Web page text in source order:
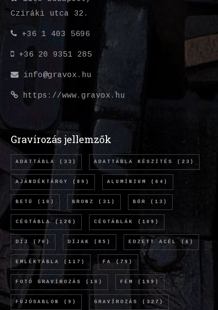
Cziráki utca 32.
+36 1 403 5696
+36 20 9351 285
info@gravox.hu
https://www.gravox.hu
Gravírozás jellemzők
ADATTÁBLA (33) ADATTÁBLA KÉSZÍTÉS (23)
AJÁNDÉKTÁRGY (89) ALUMÍNIUM (64)
BETŰ (10) BRONZ (31) BŐR (13)
CÉGTÁBLA (126) CÉGTÁBLÁK (109)
DÍJ (70) DÍJAK (85) EDZETT ACÉL (6)
EMLÉKTÁBLA (117) FA (79)
FOTÓ GRAVÍROZÁS (10) FÉM (199)
FÚJÓSABLON (9) GRAVÍROZÁS (327)